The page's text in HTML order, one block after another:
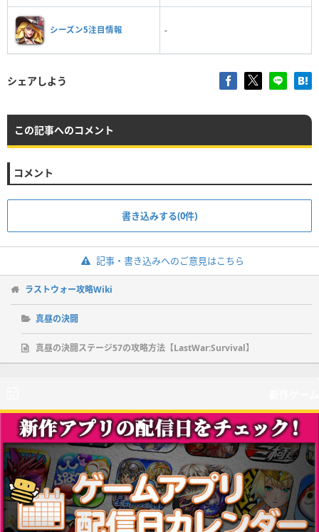
シーズン5注目情報 -
シェアしよう
この記事へのコメント
コメント
書き込みする(0件)
記事・書き込みへのご意見はこちら
ラストウォー攻略Wiki
真昼の決闘
真昼の決闘ステージ57の攻略方法【LastWar:Survival】